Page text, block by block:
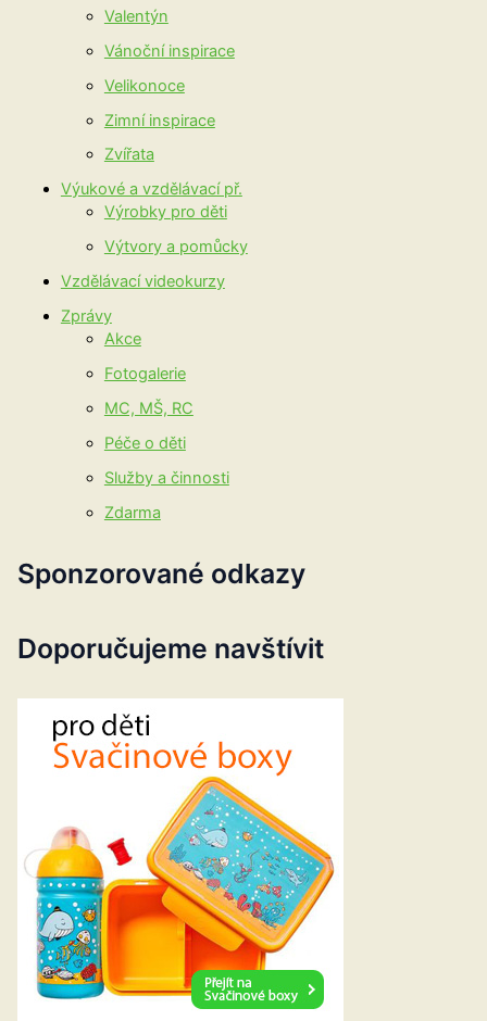
Valentýn
Vánoční inspirace
Velikonoce
Zimní inspirace
Zvířata
Výukové a vzdělávací př.
Výrobky pro děti
Výtvory a pomůcky
Vzdělávací videokurzy
Zprávy
Akce
Fotogalerie
MC, MŠ, RC
Péče o děti
Služby a činnosti
Zdarma
Sponzorované odkazy
Doporučujeme navštívit